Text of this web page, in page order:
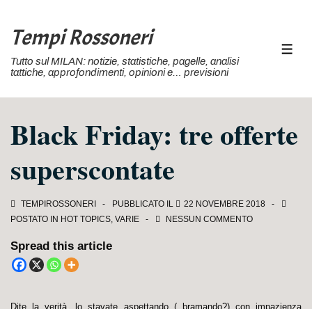
Vai
contenuto
Tempi Rossoneri
Tutto sul MILAN: notizie, statistiche, pagelle, analisi
tattiche, approfondimenti, opinioni e… previsioni
Black Friday: tre offerte
superscontate
TEMPIROSSONERI PUBBLICATO IL
22 NOVEMBRE 2018
POSTATO IN HOT TOPICS, VARIE NESSUN COMMENTO
Spread this article
Dite la verità, lo stavate aspettando ( bramando?) con impazienza